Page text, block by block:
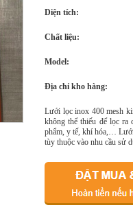
Diện tích:
Chất liệu:
Model:
Địa chỉ kho hàng:
Lưới lọc inox 400 mesh
không thể thiếu để lọc ra
phẩm, y tế, khí hóa,…
tùy thuộc vào nhu cầu sử